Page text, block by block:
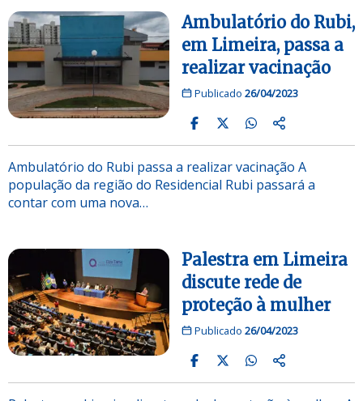
Ambulatório do Rubi,
em Limeira, passa a
realizar vacinação
Publicado 26/04/2023
Ambulatório do Rubi passa a realizar vacinação A
população da região do Residencial Rubi passará a
contar com uma nova…
Palestra em Limeira
discute rede de
proteção à mulher
Publicado 26/04/2023